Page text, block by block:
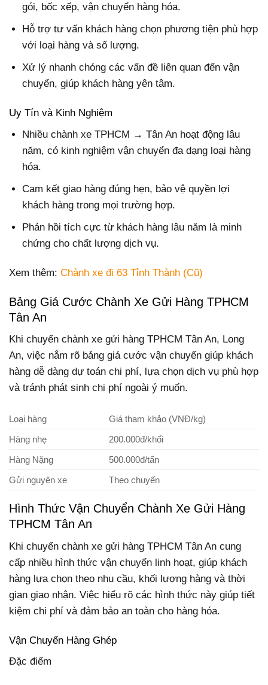
gói, bốc xếp, vận chuyển hàng hóa.
Hỗ trợ tư vấn khách hàng chọn phương tiện phù hợp
với loại hàng và số lượng.
Xử lý nhanh chóng các vấn đề liên quan đến vận
chuyển, giúp khách hàng yên tâm.
Uy Tín và Kinh Nghiệm
Nhiều chành xe TPHCM → Tân An hoạt động lâu
năm, có kinh nghiệm vận chuyển đa dạng loại hàng
hóa.
Cam kết giao hàng đúng hẹn, bảo vệ quyền lợi
khách hàng trong mọi trường hợp.
Phản hồi tích cực từ khách hàng lâu năm là minh
chứng cho chất lượng dịch vụ.
Xem thêm: Chành xe đi 63 Tỉnh Thành (Cũ)
Bảng Giá Cước Chành Xe Gửi Hàng TPHCM
Tân An
Khi chuyển chành xe gửi hàng TPHCM Tân An, Long
An, việc nắm rõ bảng giá cước vận chuyển giúp khách
hàng dễ dàng dự toán chi phí, lựa chọn dịch vụ phù hợp
và tránh phát sinh chi phí ngoài ý muốn.
Loại hàng
Giá tham khảo (VNĐ/kg)
Hàng nhẹ
200.000đ/khối
Hàng Nặng
500.000đ/tấn
Gửi nguyên xe
Theo chuyến
Hình Thức Vận Chuyển Chành Xe Gửi Hàng
TPHCM Tân An
Khi chuyển chành xe gửi hàng TPHCM Tân An cung
cấp nhiều hình thức vận chuyển linh hoạt, giúp khách
hàng lựa chọn theo nhu cầu, khối lượng hàng và thời
gian giao nhận. Việc hiểu rõ các hình thức này giúp tiết
kiệm chi phí và đảm bảo an toàn cho hàng hóa.
Vận Chuyển Hàng Ghép
Đặc điểm